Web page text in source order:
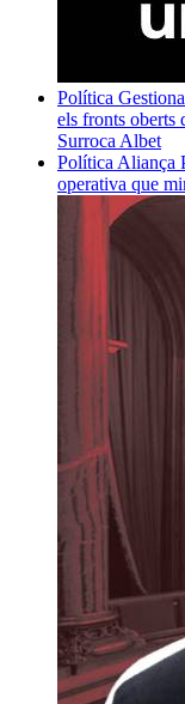
Política
els fronts oberts
Surroca Albet
Política Aliança
operativa que